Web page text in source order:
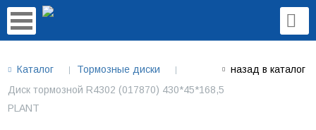
Каталог
Тормозные диски
Диск тормозной R4302 (017870) 430*45*168,5
PLANT
назад в каталог